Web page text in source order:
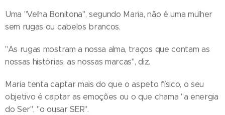
Uma "Velha Bonitona", segundo Maria, não é uma mulher
sem rugas ou cabelos brancos.
"As rugas mostram a nossa alma, traços que contam as
nossas histórias, as nossas marcas", diz.
Maria tenta captar mais do que o aspeto físico, o seu
objetivo é captar as emoções ou o que chama "a energia
do Ser", "o ousar SER".